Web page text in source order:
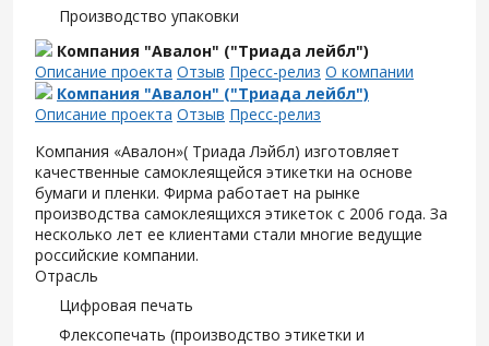
Производство упаковки
Компания "Авалон" ("Триада лейбл")
Описание проекта Отзыв Пресс-релиз О компании
Компания "Авалон" ("Триада лейбл")
Описание проекта Отзыв Пресс-релиз
Компания «Авалон»( Триада Лэйбл) изготовляет
качественные самоклеящейся этикетки на основе
бумаги и пленки. Фирма работает на рынке
производства самоклеящихся этикеток с 2006 года. За
несколько лет ее клиентами стали многие ведущие
российские компании.
Отрасль
Цифровая печать
Флексопечать (производство этикетки и